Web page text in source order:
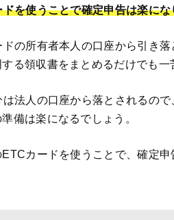
を使うことで確定申告は楽にな
の所有者本人の口座から引き落
る領収書をまとめるだけでも一
法人の口座から落とされるの
備は楽になるでしょう。
カードを使うことで、確定申